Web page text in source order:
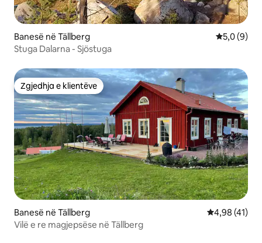
Banesë në Tällberg Vlerësimi
5,0 (9)
Stuga Dalarna - Sjöstuga
Zgjedhja e klientëve
Zgjedhja e klientëve
Banesë në Tällberg Vlerësimi
4,98 (41)
Vilë e re magjepsëse në Tällberg